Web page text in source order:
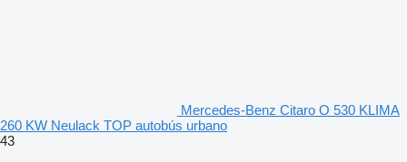
Mercedes-Benz Citaro O 530 KLIMA
260 KW Neulack TOP autobús urbano
43